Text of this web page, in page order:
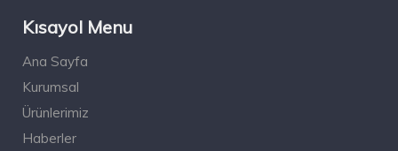
Kısayol Menu
Ana Sayfa
Kurumsal
Ürünlerimiz
Haberler